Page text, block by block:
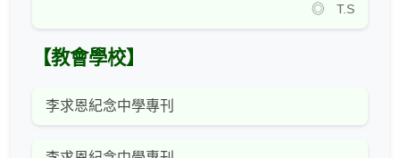
◎ T.S
【教會學校】
李求恩紀念中學專刊